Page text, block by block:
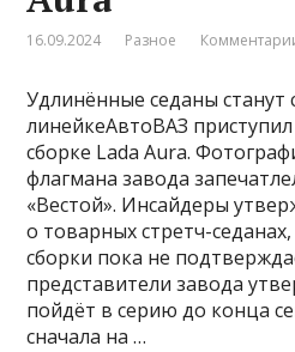
16.09.2024 Разное
Удлинённые седаны
линейкеАвтоВАЗ
сборке Lada Aura.
флагмана завода
«Вестой». Инсайдеры
о товарных стретч-
сборки пока не
представители завода
пойдёт в серию до конца
сначала на …